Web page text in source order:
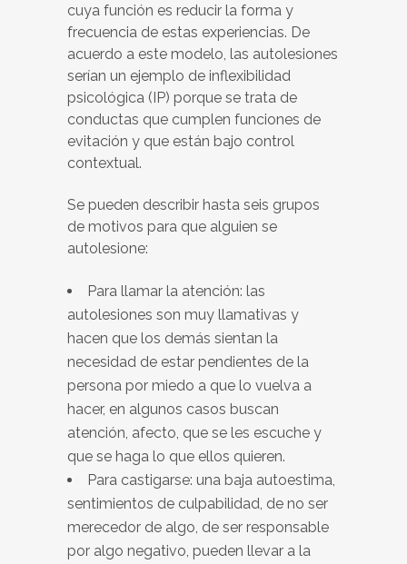
cuya función es reducir la forma y
frecuencia de estas experiencias. De
acuerdo a este modelo, las autolesiones
serían un ejemplo de inflexibilidad
psicológica (IP) porque se trata de
conductas que cumplen funciones de
evitación y que están bajo control
contextual.
Se pueden describir hasta seis grupos
de motivos para que alguien se
autolesione:
Para llamar la atención: las
autolesiones son muy llamativas y
hacen que los demás sientan la
necesidad de estar pendientes de la
persona por miedo a que lo vuelva a
hacer, en algunos casos buscan
atención, afecto, que se les escuche y
que se haga lo que ellos quieren.
Para castigarse: una baja autoestima,
sentimientos de culpabilidad, de no ser
merecedor de algo, de ser responsable
por algo negativo, pueden llevar a la